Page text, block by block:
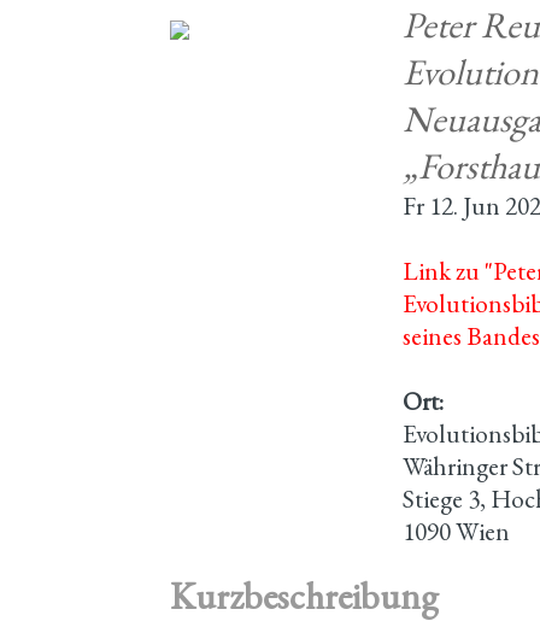
Peter
Fr 12. Jun
Link zu
seines
Ort:
Währinger
Stiege 3,
1090 Wien
Kurzbeschreibung